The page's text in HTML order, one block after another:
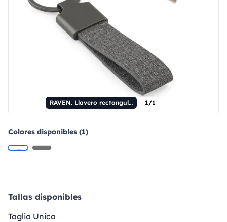
RAVEN. Llavero rectangular fabricado en metal y PET reciclado (30% reciclado). 1/1
Colores disponibles (1)
Tallas disponibles
Taglia Unica